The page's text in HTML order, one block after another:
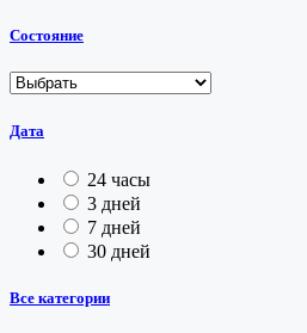
Состояние
Дата
24 часы
3 дней
7 дней
30 дней
Все категории